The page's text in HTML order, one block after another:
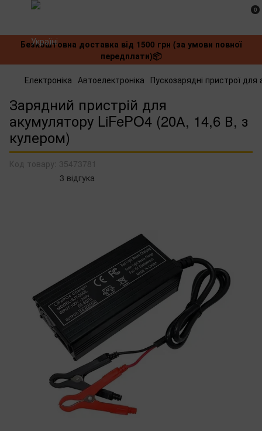
0
Безкоштовна доставка від 1500 грн (за умови повної
передплати)📦
Електроніка Автоелектроніка Пускозарядні пристрої для
Зарядний пристрій для
акумулятору LiFePO4 (20А, 14,6 В, з
кулером)
Код товару: 35473781
3 відгука